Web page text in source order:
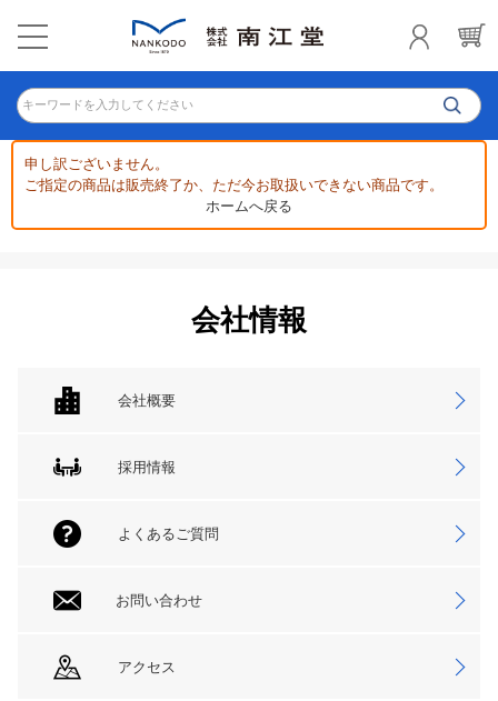
キーワードを入力してください
申し訳ございません。
ご指定の商品は販売終了か、ただ今お取扱いできない商品です。
ホームへ戻る
会社情報
会社概要
採用情報
よくあるご質問
お問い合わせ
アクセス